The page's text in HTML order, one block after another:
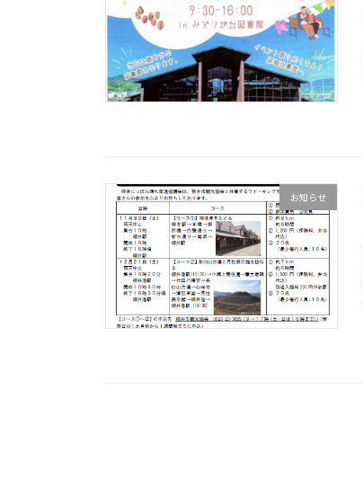
お知らせ